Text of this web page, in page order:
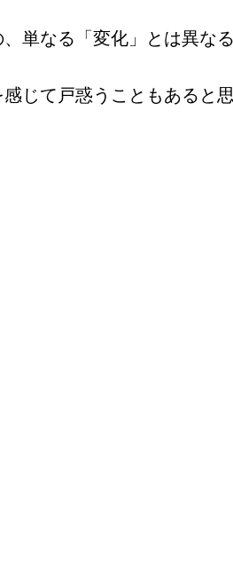
単なる「変化」とは異な
じて戸惑うこともあると